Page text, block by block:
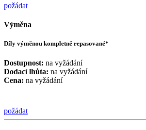
požádat
Výměna
Díly výměnou kompletně repasované*
Dostupnost: na vyžádání
Dodací lhůta: na vyžádání
Cena: na vyžádání
požádat